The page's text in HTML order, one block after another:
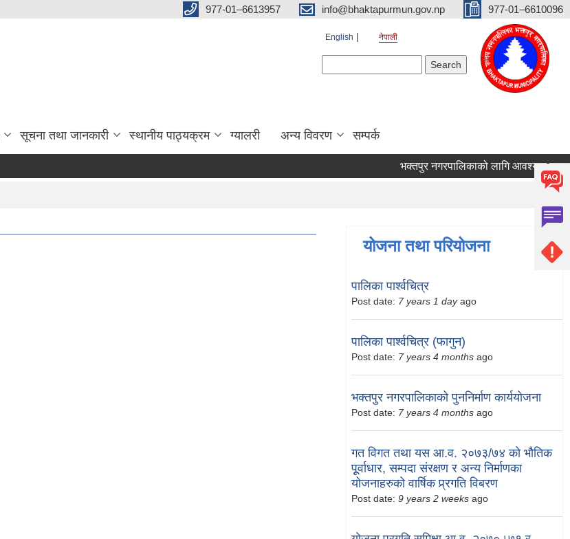
977-01–6613957 info@bhaktapurmun.gov.np 977-01–6610096
English नेपाली
सूचना तथा जानकारी स्थानीय पाठ्यक्रम ग्यालरी अन्य विवरण सम्पर्क
भक्तपुर नगरपालिकाको लागि आवश्यक
योजना तथा परियोजना
पालिका पार्श्वचित्र
Post date: 7 years 1 dayago
पालिका पार्श्वचित्र (फागुन)
Post date: 7 years 4 months ago
भक्तपुर नगरपालिकाको पुननिर्माण कार्ययोजना
Post date: 7 years 4 months ago
गत विगत तथा यस आ.व. २०७३/७४ को भौतिक
पूूर्वाधार, सम्पदा संरक्षण र अन्य निर्माणका
योजनाहरुको वार्षिक प्र्रगति विबरण
Post date: 9 years 2 weeks ago